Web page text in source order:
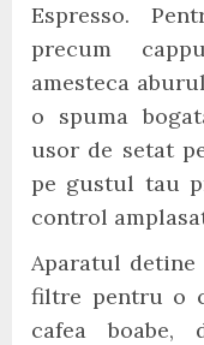
Espresso.
precum
amesteca
o spuma
usor de setat
pe gustul tau
control
Aparatul
filtre pentru o
cafea